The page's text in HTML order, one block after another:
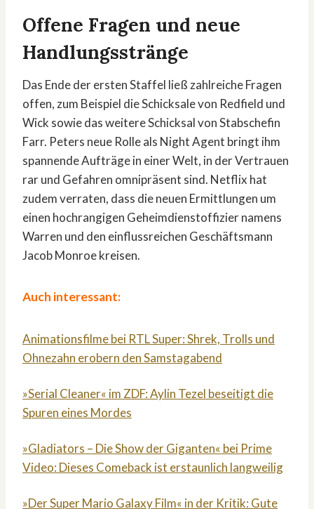
Offene Fragen und neue
Handlungsstränge
Das Ende der ersten Staffel ließ zahlreiche Fragen
offen, zum Beispiel die Schicksale von Redfield und
Wick sowie das weitere Schicksal von Stabschefin
Farr. Peters neue Rolle als Night Agent bringt ihm
spannende Aufträge in einer Welt, in der Vertrauen
rar und Gefahren omnipräsent sind. Netflix hat
zudem verraten, dass die neuen Ermittlungen um
einen hochrangigen Geheimdienstoffizier namens
Warren und den einflussreichen Geschäftsmann
Jacob Monroe kreisen.
Auch interessant:
Animationsfilme bei RTL Super: Shrek, Trolls und
Ohnezahn erobern den Samstagabend
»Serial Cleaner« im ZDF: Aylin Tezel beseitigt die
Spuren eines Mordes
»Gladiators – Die Show der Giganten« bei Prime
Video: Dieses Comeback ist erstaunlich langweilig
»Der Super Mario Galaxy Film« in der Kritik: Gute